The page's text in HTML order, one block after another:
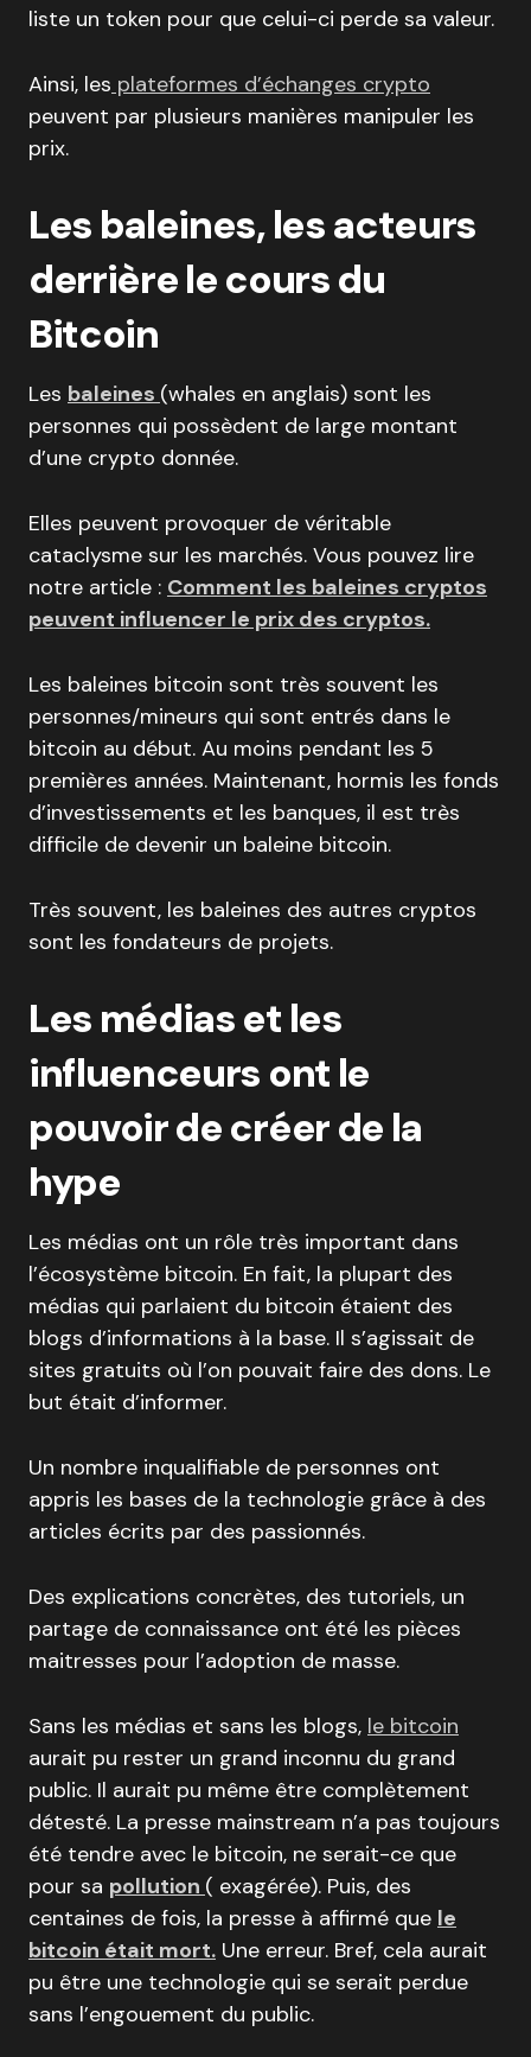
liste un token pour que celui-ci perde sa valeur.
Ainsi, les plateformes d’échanges crypto
peuvent par plusieurs manières manipuler les
prix.
Les baleines, les acteurs
derrière le cours du
Bitcoin
Les baleines (whales en anglais) sont les
personnes qui possèdent de large montant
d’une crypto donnée.
Elles peuvent provoquer de véritable
cataclysme sur les marchés. Vous pouvez lire
notre article : Comment les baleines cryptos
peuvent influencer le prix des cryptos.
Les baleines bitcoin sont très souvent les
personnes/mineurs qui sont entrés dans le
bitcoin au début. Au moins pendant les 5
premières années. Maintenant, hormis les fonds
d’investissements et les banques, il est très
difficile de devenir un baleine bitcoin.
Très souvent, les baleines des autres cryptos
sont les fondateurs de projets.
Les médias et les
influenceurs ont le
pouvoir de créer de la
hype
Les médias ont un rôle très important dans
l’écosystème bitcoin. En fait, la plupart des
médias qui parlaient du bitcoin étaient des
blogs d’informations à la base. Il s’agissait de
sites gratuits où l’on pouvait faire des dons. Le
but était d’informer.
Un nombre inqualifiable de personnes ont
appris les bases de la technologie grâce à des
articles écrits par des passionnés.
Des explications concrètes, des tutoriels, un
partage de connaissance ont été les pièces
maitresses pour l’adoption de masse.
Sans les médias et sans les blogs, le bitcoin
aurait pu rester un grand inconnu du grand
public. Il aurait pu même être complètement
détesté. La presse mainstream n’a pas toujours
été tendre avec le bitcoin, ne serait-ce que
pour sa pollution ( exagérée). Puis, des
centaines de fois, la presse à affirmé que le
bitcoin était mort. Une erreur. Bref, cela aurait
pu être une technologie qui se serait perdue
sans l’engouement du public.